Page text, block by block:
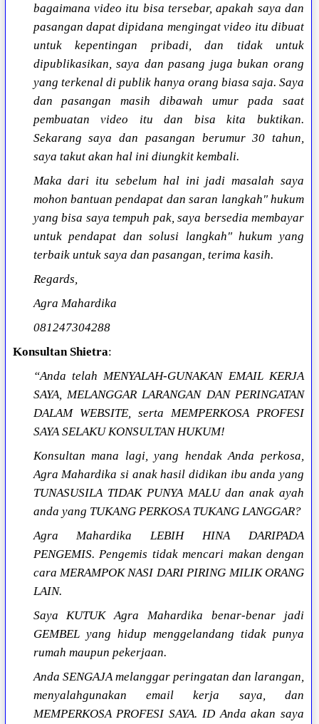
bagaimana video itu bisa tersebar, apakah saya dan
pasangan dapat dipidana mengingat video itu dibuat
untuk kepentingan pribadi, dan tidak untuk
dipublikasikan, saya dan pasang juga bukan orang
yang terkenal di publik hanya orang biasa saja. Saya
dan pasangan masih dibawah umur pada saat
pembuatan video itu dan bisa kita buktikan.
Sekarang saya dan pasangan berumur 30 tahun,
saya takut akan hal ini diungkit kembali.
Maka dari itu sebelum hal ini jadi masalah saya
mohon bantuan pendapat dan saran langkah" hukum
yang bisa saya tempuh pak, saya bersedia membayar
untuk pendapat dan solusi langkah" hukum yang
terbaik untuk saya dan pasangan, terima kasih.
Regards,
Agra Mahardika
081247304288
Konsultan Shietra:
“Anda telah MENYALAH-GUNAKAN EMAIL KERJA
SAYA, MELANGGAR LARANGAN DAN PERINGATAN
DALAM WEBSITE, serta MEMPERKOSA PROFESI
SAYA SELAKU KONSULTAN HUKUM!
Konsultan mana lagi, yang hendak Anda perkosa,
Agra Mahardika si anak hasil didikan ibu anda yang
TUNASUSILA TIDAK PUNYA MALU dan anak ayah
anda yang TUKANG PERKOSA TUKANG LANGGAR?
Agra Mahardika LEBIH HINA DARIPADA
PENGEMIS. Pengemis tidak mencari makan dengan
cara MERAMPOK NASI DARI PIRING MILIK ORANG
LAIN.
Saya KUTUK Agra Mahardika benar-benar jadi
GEMBEL yang hidup menggelandang tidak punya
rumah maupun pekerjaan.
Anda SENGAJA melanggar peringatan dan larangan,
menyalahgunakan email kerja saya, dan
MEMPERKOSA PROFESI SAYA. ID Anda akan saya